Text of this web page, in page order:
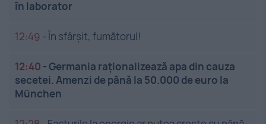
în laborator
12:49 -În sfârșit, fumătorul!
12:40 -Germania raționalizează apa din cauza
secetei. Amenzi de până la 50.000 de euro la
München